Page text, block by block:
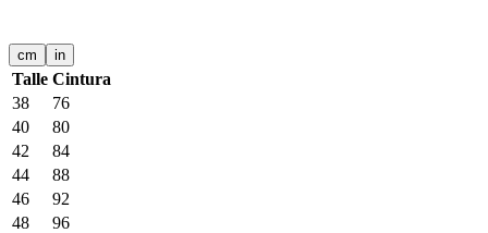
cm in
Talle Cintura
38
76
40
80
42
84
44
88
46
92
48
96